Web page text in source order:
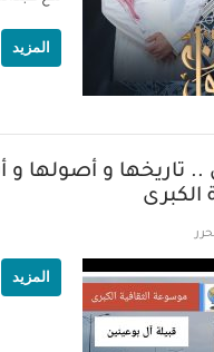
المزيد
.. تاريخها و أصولها و
الكبرى
المزيد